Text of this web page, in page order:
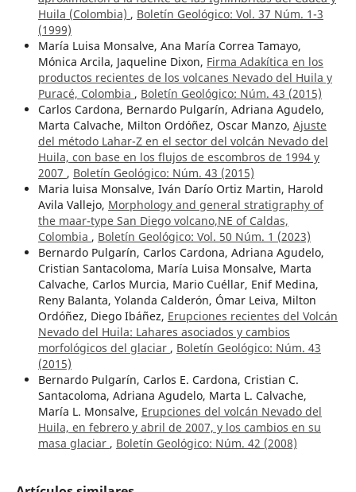
Huila (Colombia) , Boletín Geológico: Vol. 37 Núm. 1-3
(1999)
María Luisa Monsalve, Ana María Correa Tamayo,
Mónica Arcila, Jaqueline Dixon, Firma Adakítica en los
productos recientes de los volcanes Nevado del Huila y
Puracé, Colombia , Boletín Geológico: Núm. 43 (2015)
Carlos Cardona, Bernardo Pulgarín, Adriana Agudelo,
Marta Calvache, Milton Ordóñez, Oscar Manzo, Ajuste
del método Lahar-Z en el sector del volcán Nevado del
Huila, con base en los flujos de escombros de 1994 y
2007 , Boletín Geológico: Núm. 43 (2015)
Maria luisa Monsalve, Iván Darío Ortiz Martin, Harold
Avila Vallejo, Morphology and general stratigraphy of
the maar-type San Diego volcano,NE of Caldas,
Colombia , Boletín Geológico: Vol. 50 Núm. 1 (2023)
Bernardo Pulgarín, Carlos Cardona, Adriana Agudelo,
Cristian Santacoloma, María Luisa Monsalve, Marta
Calvache, Carlos Murcia, Mario Cuéllar, Enif Medina,
Reny Balanta, Yolanda Calderón, Ómar Leiva, Milton
Ordóñez, Diego Ibáñez, Erupciones recientes del Volcán
Nevado del Huila: Lahares asociados y cambios
morfológicos del glaciar , Boletín Geológico: Núm. 43
(2015)
Bernardo Pulgarín, Carlos E. Cardona, Cristian C.
Santacoloma, Adriana Agudelo, Marta L. Calvache,
María L. Monsalve, Erupciones del volcán Nevado del
Huila, en febrero y abril de 2007, y los cambios en su
masa glaciar , Boletín Geológico: Núm. 42 (2008)